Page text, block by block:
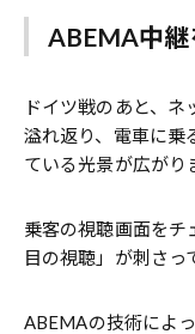
ABEMA中
ドイツ戦のあと、
溢れ返り、電車に乗
ている光景が広がり
乗客の視聴画面を
目の視聴」が刺さっ
ABEMAの技術によ